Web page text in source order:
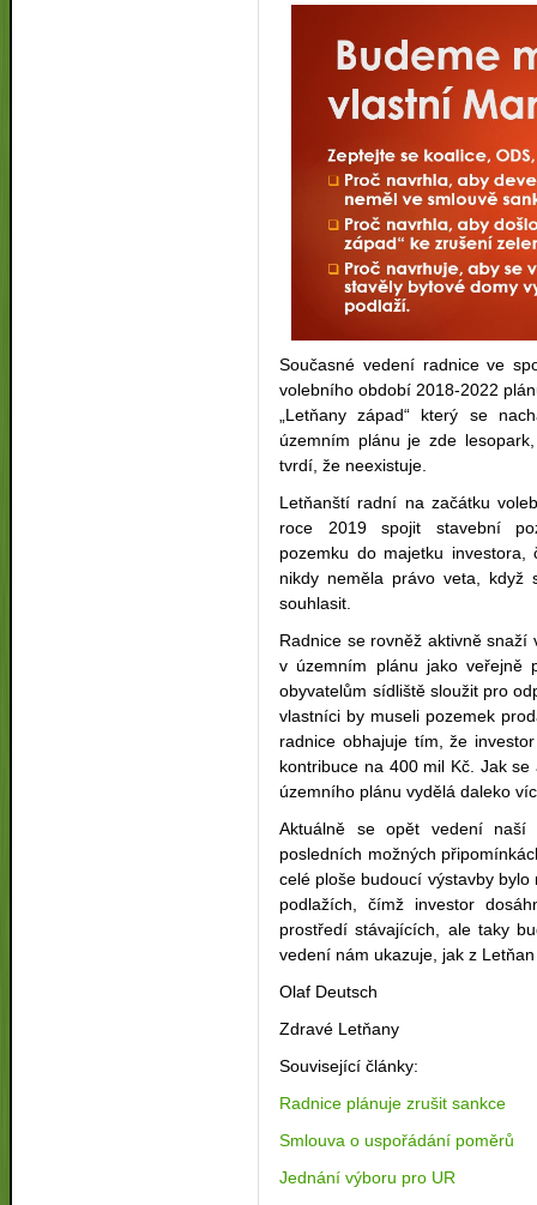
Současné vedení radnice ve
volebního období 2018-2022
„Letňany západ“ který se
územním plánu je zde
tvrdí, že neexistuje.
Letňanští radní na začátku
roce 2019 spojit stavební
pozemku do majetku
nikdy neměla právo veta, když
souhlasit.
Radnice se rovněž aktivně
v územním plánu jako veřejně
obyvatelům sídliště sloužit pro
vlastníci by museli pozemek
radnice obhajuje tím, že
kontribuce na 400 mil Kč. Jak
územního plánu vydělá daleko
Aktuálně se opět vedení naší
posledních možných
celé ploše budoucí výstavby
podlažích, čímž investor
prostředí stávajících, ale taky
vedení nám ukazuje, jak z
Olaf Deutsch
Zdravé Letňany
Související články:
Radnice plánuje zrušit sankce
Smlouva o uspořádání poměrů
Jednání výboru pro UR